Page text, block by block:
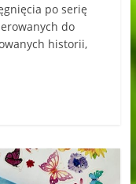
po serię
do
historii,